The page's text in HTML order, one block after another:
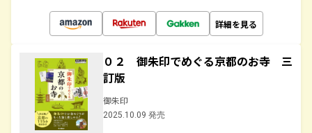
詳細を見る
０２ 御朱印でめぐる京都のお寺 三
訂版
御朱印
2025.10.09 発売